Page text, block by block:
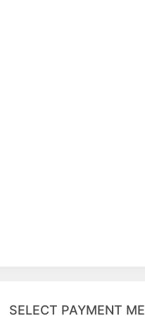
SELECT PAYMENT